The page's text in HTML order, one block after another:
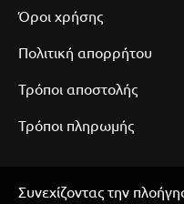
Όροι χρήσης
Πολιτική απορρήτου
Τρόποι αποστολής
Τρόποι πληρωμής
Συνεχίζοντας την